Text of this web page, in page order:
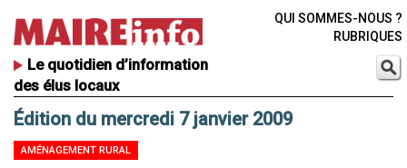
Le quotidien d’information
des élus locaux
QUI SOMMES-NOUS ?
RUBRIQUES
Édition du mercredi 7 janvier 2009
AMÉNAGEMENT RURAL